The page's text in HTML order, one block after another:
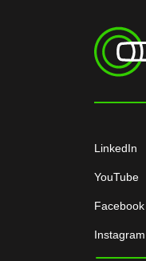
LinkedIn
YouTube
Facebook
Instagram